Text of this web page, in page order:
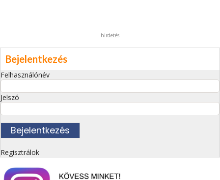
hirdetés
Bejelentkezés
Felhasználónév
Jelszó
Regisztrálok